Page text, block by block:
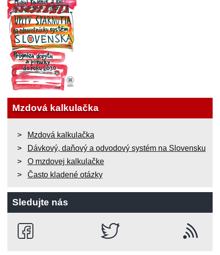
Mzdová kalkulačka
Mzdová kalkulačka
Dávkový, daňový a odvodový systém na Slovensku
O mzdovej kalkulačke
Často kladené otázky
Sledujte nás